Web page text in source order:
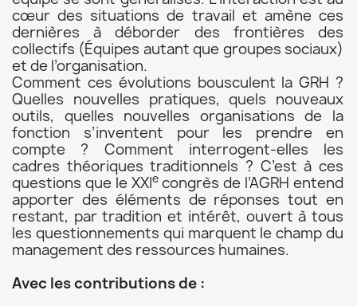
cœur des situations de travail et amène ces
dernières à déborder des frontières des
collectifs (Équipes autant que groupes sociaux)
et de l’organisation.
Comment ces évolutions bousculent la GRH ?
Quelles nouvelles pratiques, quels nouveaux
outils, quelles nouvelles organisations de la
fonction s’inventent pour les prendre en
compte ? Comment interrogent-elles les
cadres théoriques traditionnels ? C’est à ces
questions que le XXIecongrès de l’AGRH entend
apporter des éléments de réponses tout en
restant, par tradition et intérêt, ouvert à tous
les questionnements qui marquent le champ du
management des ressources humaines.
Avec les contributions de :